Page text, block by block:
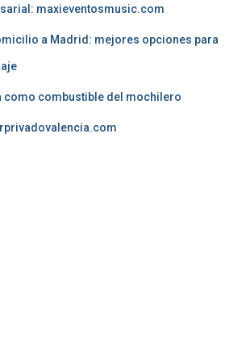
maxieventosmusic.com
a Madrid: mejores opciones para
como combustible del mochilero